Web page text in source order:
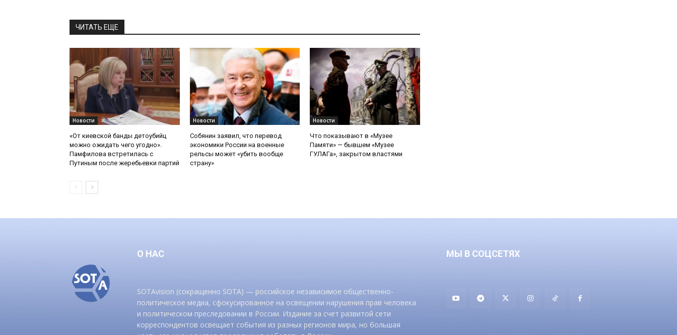
ЧИТАТЬ ЕЩЕ
Новости
«От киевской банды детоубийц
можно ожидать чего угодно».
Памфилова встретилась с
Путиным после жеребьевки партий
Новости
Собянин заявил, что перевод
экономики России на военные
рельсы может «убить вообще
страну»
Новости
Что показывают в «Музее
Памяти» — бывшем «Музее
ГУЛАГа», закрытом властями
О НАС
SOTAvision (сокращенно SOTA) — российское независимое общественно-
политическое медиа, сфокусированное на освещении нарушения прав человека
и политическом преследовании в России. Издание за счет развитой сети
корреспондентов освещает события из разных регионов мира, но большая
МЫ В СОЦСЕТЯХ